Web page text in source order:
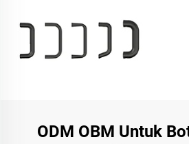
ODM OBM Untuk